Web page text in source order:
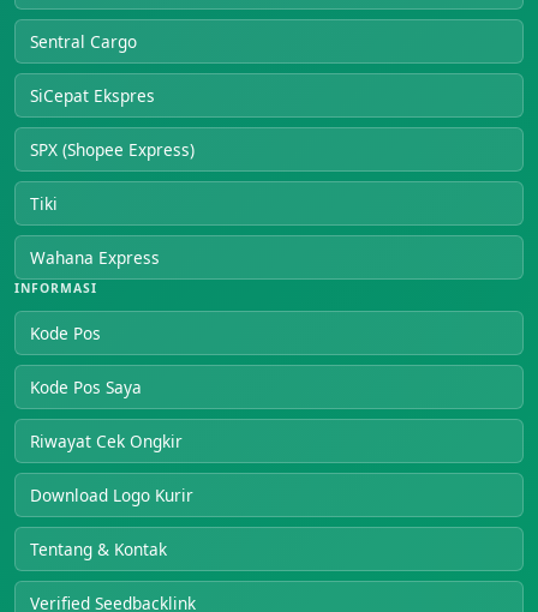
Sentral Cargo
SiCepat Ekspres
SPX (Shopee Express)
Tiki
Wahana Express
INFORMASI
Kode Pos
Kode Pos Saya
Riwayat Cek Ongkir
Download Logo Kurir
Tentang & Kontak
Verified Seedbacklink